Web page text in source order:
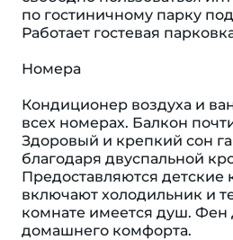
по гостиничному парку
Работает гостевая
Номера
Кондиционер воздуха и
всех номерах. Балкон
Здоровый и крепкий сон
благодаря двуспальной
Предоставляются детские
включают холодильник и
комнате имеется душ.
домашнего комфорта.